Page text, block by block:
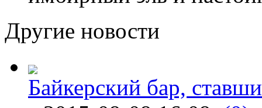
Другие новости
Байкерский бар,